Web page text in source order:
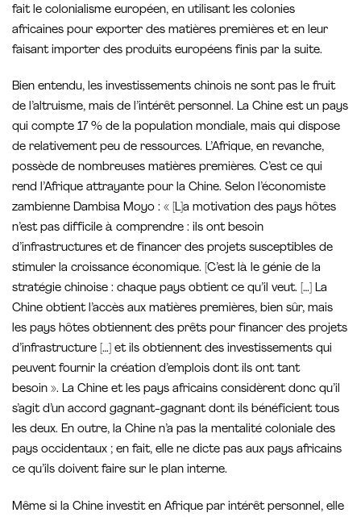
fait le colonialisme européen, en utilisant les colonies
africaines pour exporter des matières premières et en leur
faisant importer des produits européens finis par la suite.
Bien entendu, les investissements chinois ne sont pas le fruit
de l’altruisme, mais de l’intérêt personnel. La Chine est un pays
qui compte 17 % de la population mondiale, mais qui dispose
de relativement peu de ressources. L’Afrique, en revanche,
possède de nombreuses matières premières. C’est ce qui
rend l’Afrique attrayante pour la Chine. Selon l’économiste
zambienne Dambisa Moyo : « [L]a motivation des pays hôtes
n’est pas difficile à comprendre : ils ont besoin
d’infrastructures et de financer des projets susceptibles de
stimuler la croissance économique. [C’est là le génie de la
stratégie chinoise : chaque pays obtient ce qu’il veut. […] La
Chine obtient l’accès aux matières premières, bien sûr, mais
les pays hôtes obtiennent des prêts pour financer des projets
d’infrastructure […] et ils obtiennent des investissements qui
peuvent fournir la création d’emplois dont ils ont tant
besoin ». La Chine et les pays africains considèrent donc qu’il
s’agit d’un accord gagnant-gagnant dont ils bénéficient tous
les deux. En outre, la Chine n’a pas la mentalité coloniale des
pays occidentaux ; en fait, elle ne dicte pas aux pays africains
ce qu’ils doivent faire sur le plan interne.
Même si la Chine investit en Afrique par intérêt personnel, elle